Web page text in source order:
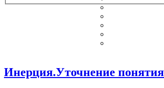
Инерция.Уточнение